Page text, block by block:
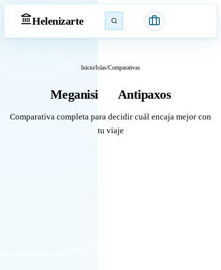
Helenizarte
Inicio/Islas/Comparativas
Meganisi Antipaxos
Comparativa completa para decidir cuál encaja mejor con
tu viaje